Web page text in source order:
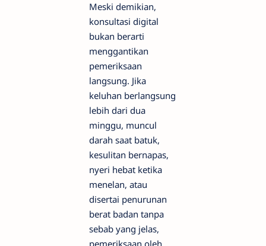
Meski demikian,
konsultasi digital
bukan berarti
menggantikan
pemeriksaan
langsung. Jika
keluhan berlangsung
lebih dari dua
minggu, muncul
darah saat batuk,
kesulitan bernapas,
nyeri hebat ketika
menelan, atau
disertai penurunan
berat badan tanpa
sebab yang jelas,